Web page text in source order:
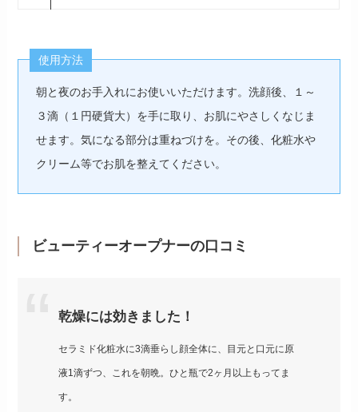
使用方法
朝と夜のお手入れにお使いいただけます。洗顔後、１～
３滴（１円硬貨大）を手に取り、お肌にやさしくなじま
せます。気になる部分は重ねづけを。その後、化粧水や
クリーム等でお肌を整えてください。
ビューティーオープナーの口コミ
乾燥には効きました！
セラミド化粧水に3滴垂らし顔全体に、目元と口元に原
液1滴ずつ、これを朝晩。ひと瓶で2ヶ月以上もってま
す。